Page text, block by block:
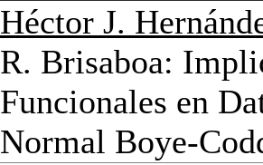
Héctor J.
R. Brisaboa:
Funcionales en
Normal Boye-